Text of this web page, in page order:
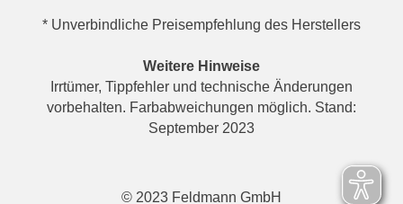
* Unverbindliche Preisempfehlung des Herstellers
Weitere Hinweise
Irrtümer, Tippfehler und technische Änderungen
vorbehalten. Farbabweichungen möglich. Stand:
September 2023
© 2023 Feldmann GmbH